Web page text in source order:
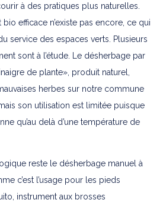
à des pratiques plus naturelles.
efficace n’existe pas encore, ce qui
service des espaces verts. Plusieurs
sont à l’étude. Le désherbage par
de plante», produit naturel,
herbes sur notre commune
son utilisation est limitée puisque
qu’au delà d’une température de
reste le désherbage manuel à
c’est l’usage pour les pieds
instrument aux brosses